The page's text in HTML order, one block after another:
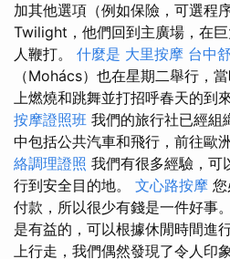
加其他選項（例如保險，可選程
Twilight，他們回到主廣場，在
人鞭打。 什麼是 大里按摩 台中
（Mohács）也在星期二舉行，
上燃燒和跳舞並打招呼春天的到
按摩證照班 我們的旅行社已經組
中包括公共汽車和飛行，前往歐
絡調理證照 我們有很多經驗，可
行到安全目的地。 文心路按摩
付款，所以很少有錢是一件好事。
是有益的，可以根據休閒時間進
上行走，我們偶然發現了令人印